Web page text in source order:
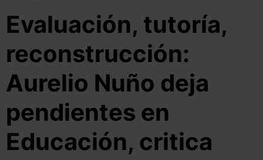
Evaluación, tutoría,
reconstrucción:
Aurelio Nuño deja
pendientes en
Educación, critica